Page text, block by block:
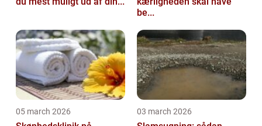
be...
05 march 2026 03 march 2026